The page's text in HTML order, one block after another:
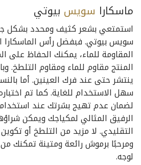
ماسكارا سويس بيوتي
استمتعي بشعر كثيف ومحدد بشكل
سويس بيوتي. فبفضل رأس الماسكارا
المقاومة للماء، يمكنك الحفاظ على
المنتج مقاوم للماء ومقاوم التلطخ.
ينتشر حتى عند فرك العينين. أما
سهل الاستخدام للغاية. كما تم
لضمان عدم تهيج بشرتك عند
الرفيق المثالي لمكياجك ويمكن
التقليدي. لا مزيد من التلطخ أو
ومرحبًا برموش رائعة ومتينة تمكنك
لوجه.